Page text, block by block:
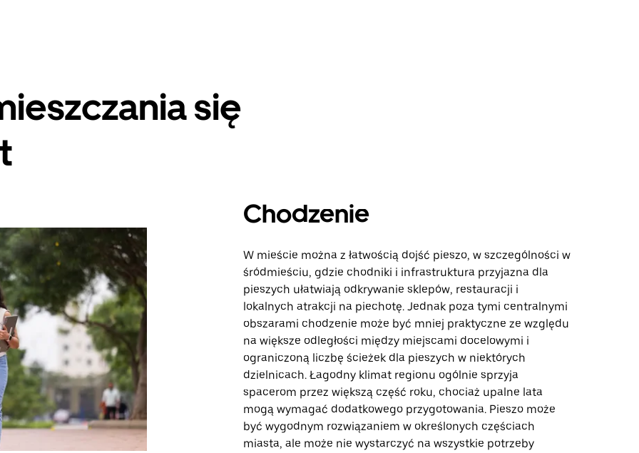
się
Chodzenie
W mieście można z łatwością dojść pieszo, w szczególności w
śródmieściu, gdzie chodniki i infrastruktura przyjazna dla
pieszych ułatwiają odkrywanie sklepów, restauracji i
lokalnych atrakcji na piechotę. Jednak poza tymi centralnymi
obszarami chodzenie może być mniej praktyczne ze względu
na większe odległości między miejscami docelowymi i
ograniczoną liczbę ścieżek dla pieszych w niektórych
dzielnicach. Łagodny klimat regionu ogólnie sprzyja
spacerom przez większą część roku, chociaż upalne lata
mogą wymagać dodatkowego przygotowania. Pieszo może
być wygodnym rozwiązaniem w określonych częściach
miasta, ale może nie wystarczyć na wszystkie potrzeby